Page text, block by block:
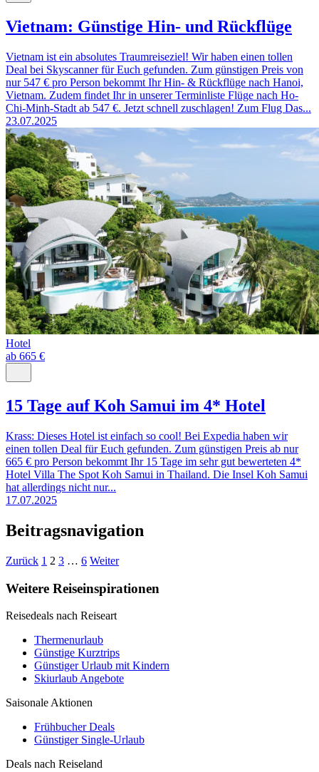
Vietnam: Günstige Hin- und Rückflüge
Vietnam ist ein absolutes Traumreiseziel! Wir haben einen tollen
Deal bei Skyscanner für Euch gefunden. Zum günstigen Preis von
nur 547 € pro Person bekommt Ihr Hin- & Rückflüge nach Hanoi,
Vietnam. Zudem findet Ihr in unserer Terminliste Flüge nach Ho-
Chi-Minh-Stadt ab 547 €. Jetzt schnell zuschlagen! Zum Flug Das...
23.07.2025
Hotel
ab 665 €
15 Tage auf Koh Samui im 4* Hotel
Krass: Dieses Hotel ist einfach so cool! Bei Expedia haben wir
einen tollen Deal für Euch gefunden. Zum günstigen Preis ab nur
665 € pro Person bekommt Ihr 15 Tage im sehr gut bewerteten 4*
Hotel Villa The Spot Koh Samui in Thailand. Die Insel Koh Samui
hat allerdings nicht nur...
17.07.2025
Beitragsnavigation
Zurück 1 2 3 … 6 Weiter
Weitere Reiseinspirationen
Reisedeals nach Reiseart
Thermenurlaub
Günstige Kurztrips
Günstiger Urlaub mit Kindern
Skiurlaub Angebote
Saisonale Aktionen
Frühbucher Deals
Günstiger Single-Urlaub
Deals nach Reiseland